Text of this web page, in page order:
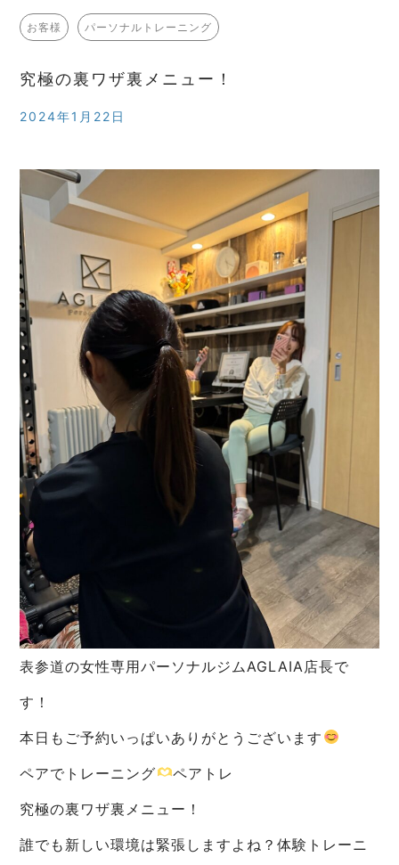
お客様 パーソナルトレーニング
究極の裏ワザ裏メニュー！
2024年1月22日
表参道の女性専用パーソナルジムAGLAIA店長で
す！
本日もご予約いっぱいありがとうございます
ペアでトレーニング
ペアトレ
究極の裏ワザ裏メニュー！
誰でも新しい環境は緊張しますよね？体験トレーニ